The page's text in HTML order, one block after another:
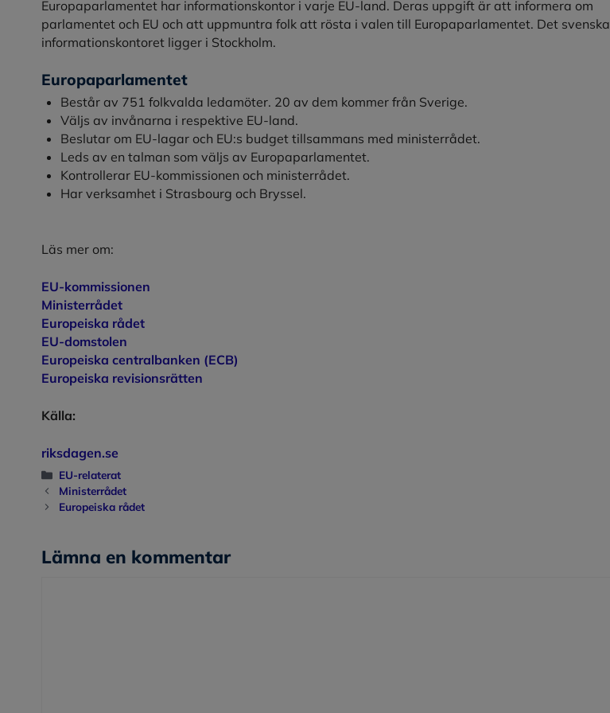
Europaparlamentet har informationskontor i varje EU-land. Deras uppgift är att informera om
parlamentet och EU och att uppmuntra folk att rösta i valen till Europaparlamentet. Det svenska
informationskontoret ligger i Stockholm.
Europaparlamentet
Består av 751 folkvalda ledamöter. 20 av dem kommer från Sverige.
Väljs av invånarna i respektive EU-land.
Beslutar om EU-lagar och EU:s budget tillsammans med ministerrådet.
Leds av en talman som väljs av Europaparlamentet.
Kontrollerar EU-kommissionen och ministerrådet.
Har verksamhet i Strasbourg och Bryssel.
Läs mer om:
EU-kommissionen
Ministerrådet
Europeiska rådet
EU-domstolen
Europeiska centralbanken (ECB)
Europeiska revisionsrätten
Källa:
riksdagen.se
Kategorier
EU-relaterat
Ministerrådet
Europeiska rådet
Lämna en kommentar